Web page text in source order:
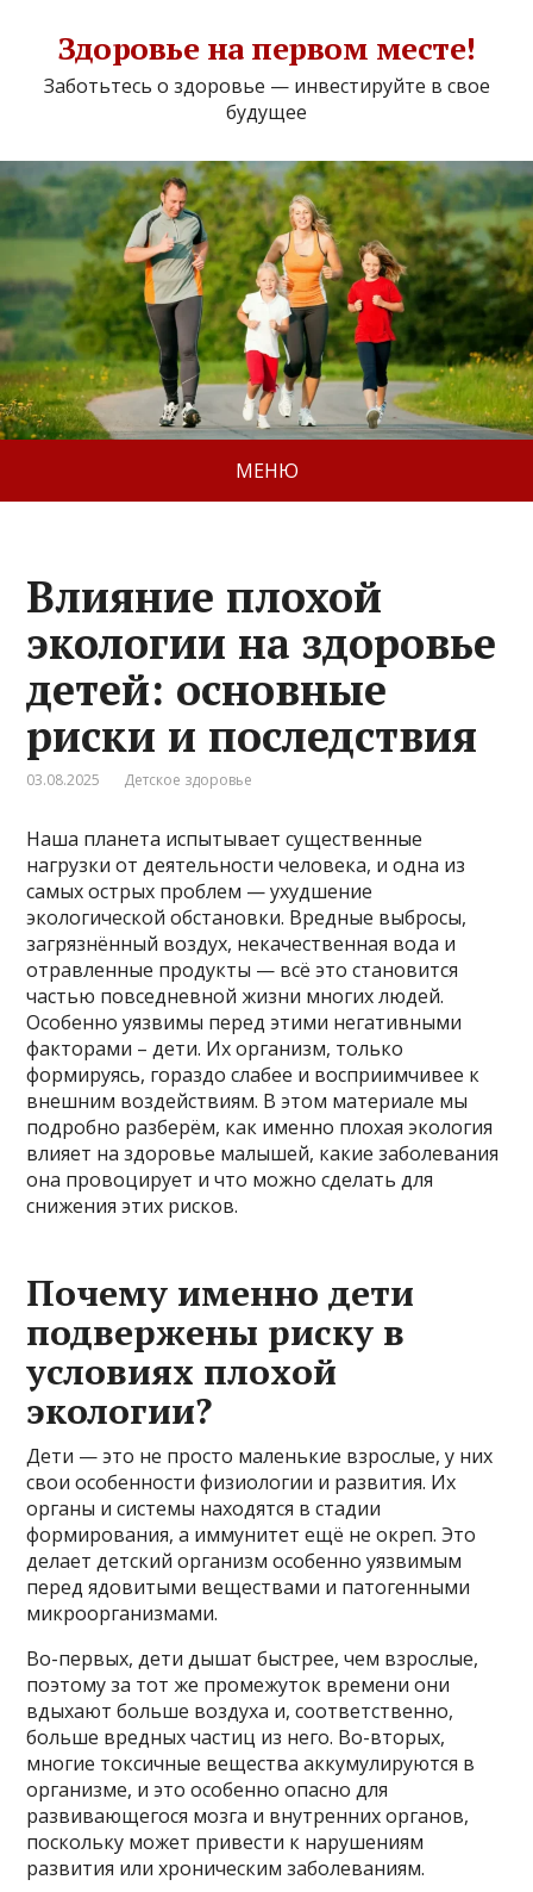
Здоровье на первом месте!
Заботьтесь о здоровье — инвестируйте в свое
будущее
МЕНЮ
Влияние плохой
экологии на здоровье
детей: основные
риски и последствия
03.08.2025 Детское здоровье
Наша планета испытывает существенные
нагрузки от деятельности человека, и одна из
самых острых проблем — ухудшение
экологической обстановки. Вредные выбросы,
загрязнённый воздух, некачественная вода и
отравленные продукты — всё это становится
частью повседневной жизни многих людей.
Особенно уязвимы перед этими негативными
факторами – дети. Их организм, только
формируясь, гораздо слабее и восприимчивее к
внешним воздействиям. В этом материале мы
подробно разберём, как именно плохая экология
влияет на здоровье малышей, какие заболевания
она провоцирует и что можно сделать для
снижения этих рисков.
Почему именно дети
подвержены риску в
условиях плохой
экологии?
Дети — это не просто маленькие взрослые, у них
свои особенности физиологии и развития. Их
органы и системы находятся в стадии
формирования, а иммунитет ещё не окреп. Это
делает детский организм особенно уязвимым
перед ядовитыми веществами и патогенными
микроорганизмами.
Во-первых, дети дышат быстрее, чем взрослые,
поэтому за тот же промежуток времени они
вдыхают больше воздуха и, соответственно,
больше вредных частиц из него. Во-вторых,
многие токсичные вещества аккумулируются в
организме, и это особенно опасно для
развивающегося мозга и внутренних органов,
поскольку может привести к нарушениям
развития или хроническим заболеваниям.